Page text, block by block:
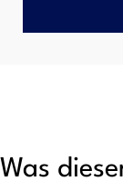
Was